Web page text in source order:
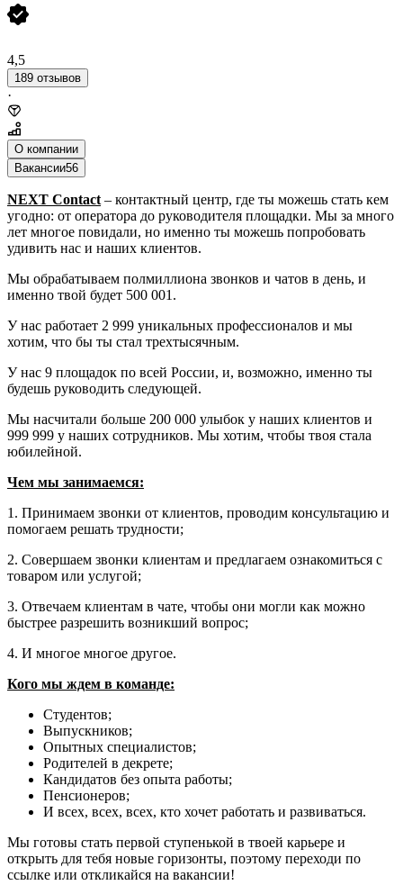
4,5
189 отзывов
·
О компании
Вакансии56
NEXT Contact – контактный центр, где ты можешь стать кем
угодно: от оператора до руководителя площадки. Мы за много
лет многое повидали, но именно ты можешь попробовать
удивить нас и наших клиентов.
Мы обрабатываем полмиллиона звонков и чатов в день, и
именно твой будет 500 001.
У нас работает 2 999 уникальных профессионалов и мы
хотим, что бы ты стал трехтысячным.
У нас 9 площадок по всей России, и, возможно, именно ты
будешь руководить следующей.
Мы насчитали больше 200 000 улыбок у наших клиентов и
999 999 у наших сотрудников. Мы хотим, чтобы твоя стала
юбилейной.
Чем мы занимаемся:
1. Принимаем звонки от клиентов, проводим консультацию и
помогаем решать трудности;
2. Совершаем звонки клиентам и предлагаем ознакомиться с
товаром или услугой;
3. Отвечаем клиентам в чате, чтобы они могли как можно
быстрее разрешить возникший вопрос;
4. И многое многое другое.
Кого мы ждем в команде:
Студентов;
Выпускников;
Опытных специалистов;
Родителей в декрете;
Кандидатов без опыта работы;
Пенсионеров;
И всех, всех, всех, кто хочет работать и развиваться.
Мы готовы стать первой ступенькой в твоей карьере и
открыть для тебя новые горизонты, поэтому переходи по
ссылке или откликайся на вакансии!